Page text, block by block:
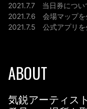
2021.7.7 当日券につい
2021.7.6 会場マップを
2021.7.5 公式アプリを
ABOUT
気鋭アーティス